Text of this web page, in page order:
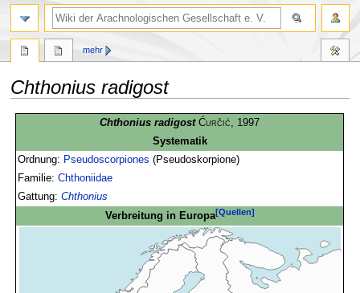
Chthonius radigost
springen
springen
Chthonius radigost Ćurčić , 1997
Systematik
Ordnung: Pseudoscorpiones (Pseudoskorpione)
Familie:Chthoniidae
Gattung:Chthonius
Verbreitung in Europa[Quellen]
mehr